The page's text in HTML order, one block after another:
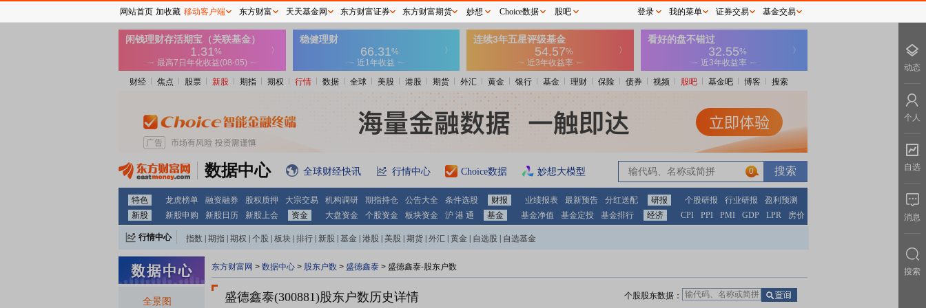
财经 焦点 股票 新股 期指 期权 行情 数据 全球 美股 港股 期货 外汇 黄金 银行 基金 理财 保险 债券 视频 股吧 基金吧 博客 搜索
数据中心 全球财经快讯 行情中心 Choice数据 妙想大模型 0
特色 龙虎榜单 融资融券 股权质押 大宗交易 机构调研 期指持仓 公告大全 条件选股 财报 业绩报表 最新预告 分红送配 研报 个股研报 行业研报
盈利预测
新股
新股申购 新股日历 新股上会 资金 大盘资金 个股资金 板块资金 沪 港 通 基金 基金净值 基金定投 基金排行 经济 CPI PPI PMI GDP LPR 房价
行情中心 指数 期指 期权 个股 板块 排行 新股 基金 港股 美股 期货 外汇 黄金 自选股 自选基金
全景图
东方财富网 > 数据中心 > 股东户数 > 盛德鑫泰 > 盛德鑫泰-股东户数
盛德鑫泰(300881)股东户数历史详情 个股股东数据：
网站首页 加收藏 移动客户端 东方财富 天天基金网 东方财富证券 东方财富期货 妙想 Choice数据 股吧 登录 我的菜单 证券交易 基金交易
动态
个人
自选
消息
搜索